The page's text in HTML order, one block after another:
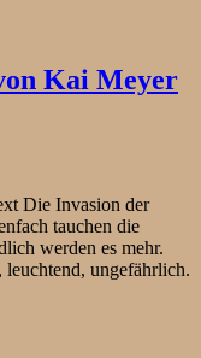
Kai Meyer
Die Invasion der
tauchen die
werden es mehr.
leuchtend, ungefährlich.